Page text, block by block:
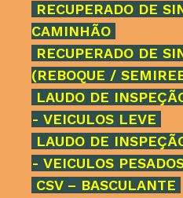
RECUPERADO DE
CAMINHÃO
RECUPERADO DE
(REBOQUE /
LAUDO DE
- VEICULOS LEVE
LAUDO DE
- VEICULOS
CSV – BASCULANTE